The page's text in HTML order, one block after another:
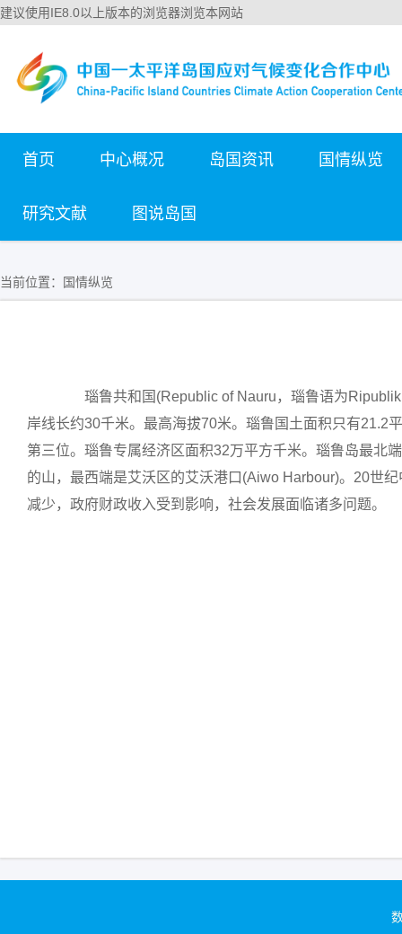
建议使用IE8.0以上版本的浏览器浏览本网站
首页 中心概况 岛国资讯 国情纵览
研究文献 图说岛国
当前位置： 国情纵览
瑙鲁共和国(Republic of Nauru，瑙鲁语为Ripublik
岸线长约30千米。最高海拔70米。瑙鲁国土面积只有21.2
第三位。瑙鲁专属经济区面积32万平方千米。瑙鲁岛最北
的山，最西端是艾沃区的艾沃港口(Aiwo Harbour)。20世
减少，政府财政收入受到影响，社会发展面临诸多问题。